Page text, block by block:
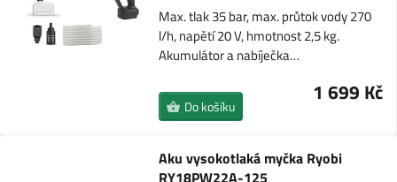
Max. tlak 35 bar, max. průtok vody 270
l/h, napětí 20 V, hmotnost 2,5 kg.
Akumulátor a nabíječka…
1 699 Kč
Do košíku
Aku vysokotlaká myčka Ryobi
RY18PW22A-125